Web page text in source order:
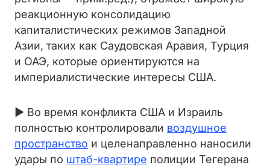
реакционную консолидацию
капиталистических режимов Западной
Азии, таких как Саудовская Аравия, Турция
и ОАЭ, которые ориентируются на
империалистические интересы США.
► Во время конфликта США и Израиль
полностью контролировали воздушное
пространство и целенаправленно наносили
удары по штаб-квартире полиции Тегерана